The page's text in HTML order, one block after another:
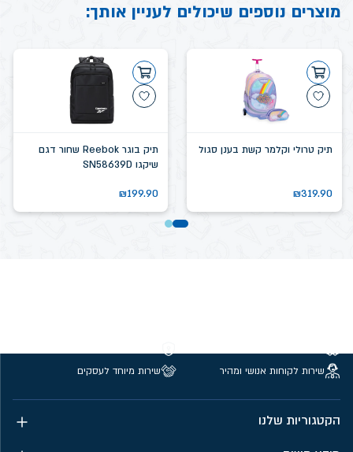
מוצרים נוספים שיכולים לעניין אותך:
תיק טרולי וקלמר קשת בענן סגול
₪319.90
תיק בוגר Reebok שחור דגם
שיקגו SN58639D
₪199.90
שירות לקוחות אנושי ומהיר
שירות מיוחד לעסקים
הקטגוריות שלנו